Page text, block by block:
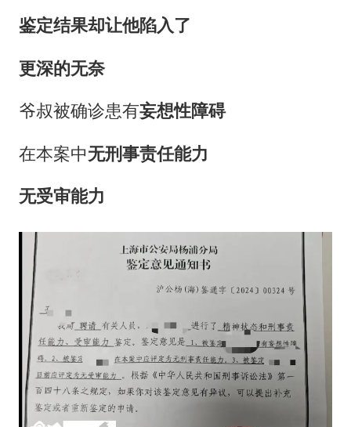
鉴定结果却让他陷入了
更深的无奈
爷叔被确诊患有妄想性障碍
在本案中无刑事责任能力
无受审能力